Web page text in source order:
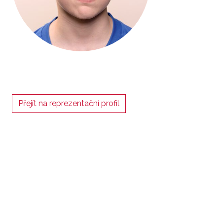
Přejít na reprezentační profil